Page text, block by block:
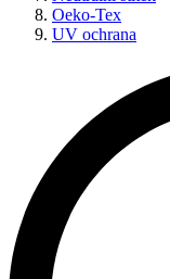
Oeko-Tex
UV ochrana